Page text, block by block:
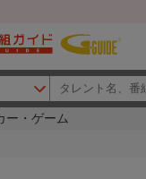
ー・ゲーム